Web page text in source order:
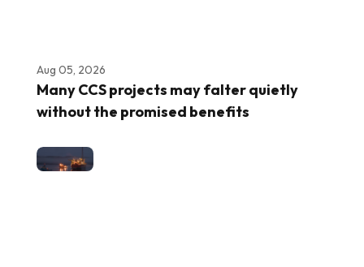
Aug 05, 2026
Many CCS projects may falter quietly
without the promised benefits